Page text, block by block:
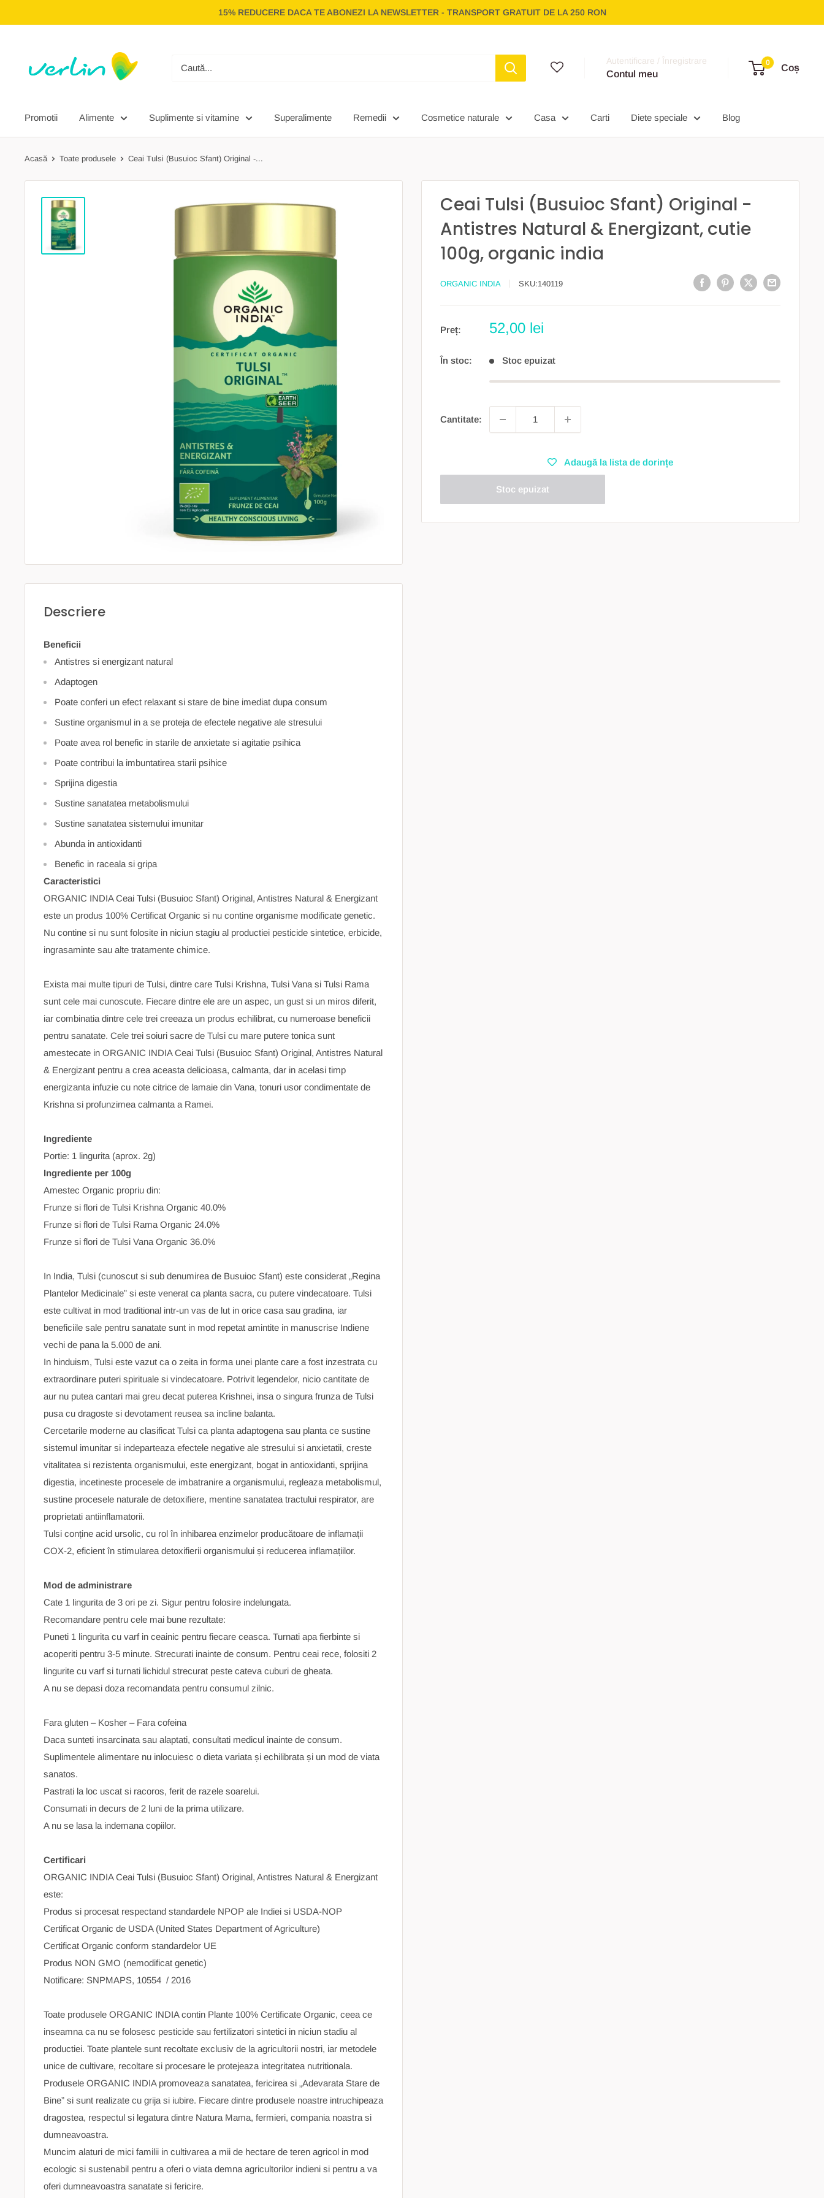
la
15% REDUCERE DACA TE ABONEZI LA NEWSLETTER - TRANSPORT GRATUIT DE LA 250 RON
Autentificare / Înregistrare
Contul meu
0
Coș
Promotii Alimente Suplimente si vitamine Superalimente Remedii Cosmetice naturale Casa Carti Diete speciale Blog
Acasă Toate produsele Ceai Tulsi (Busuioc Sfant) Original -...
Ceai Tulsi (Busuioc Sfant) Original -
Antistres Natural & Energizant, cutie
100g, organic india
ORGANIC INDIA SKU:140119
Preț:
Preț
52,00 lei
În stoc: Stoc epuizat
Cantitate:
Adaugă la lista de dorințe
Stoc epuizat
Descriere
Beneficii
Antistres si energizant natural
Adaptogen
Poate conferi un efect relaxant si stare de bine imediat dupa consum
Sustine organismul in a se proteja de efectele negative ale stresului
Poate avea rol benefic in starile de anxietate si agitatie psihica
Poate contribui la imbuntatirea starii psihice
Sprijina digestia
Sustine sanatatea metabolismului
Sustine sanatatea sistemului imunitar
Abunda in antioxidanti
Benefic in raceala si gripa
Caracteristici
ORGANIC INDIA Ceai Tulsi (Busuioc Sfant) Original, Antistres Natural & Energizant
este un produs 100% Certificat Organic si nu contine organisme modificate genetic.
Nu contine si nu sunt folosite in niciun stagiu al productiei pesticide sintetice, erbicide,
ingrasaminte sau alte tratamente chimice.
Exista mai multe tipuri de Tulsi, dintre care Tulsi Krishna, Tulsi Vana si Tulsi Rama
sunt cele mai cunoscute. Fiecare dintre ele are un aspec, un gust si un miros diferit,
iar combinatia dintre cele trei creeaza un produs echilibrat, cu numeroase beneficii
pentru sanatate. Cele trei soiuri sacre de Tulsi cu mare putere tonica sunt
amestecate in ORGANIC INDIA Ceai Tulsi (Busuioc Sfant) Original, Antistres Natural
& Energizant pentru a crea aceasta delicioasa, calmanta, dar in acelasi timp
energizanta infuzie cu note citrice de lamaie din Vana, tonuri usor condimentate de
Krishna si profunzimea calmanta a Ramei.
Ingrediente
Portie: 1 lingurita (aprox. 2g)
Ingrediente per 100g
Amestec Organic propriu din:
Frunze si flori de Tulsi Krishna Organic 40.0%
Frunze si flori de Tulsi Rama Organic 24.0%
Frunze si flori de Tulsi Vana Organic 36.0%
In India, Tulsi (cunoscut si sub denumirea de Busuioc Sfant) este considerat „Regina
Plantelor Medicinale” si este venerat ca planta sacra, cu putere vindecatoare. Tulsi
este cultivat in mod traditional intr-un vas de lut in orice casa sau gradina, iar
beneficiile sale pentru sanatate sunt in mod repetat amintite in manuscrise Indiene
vechi de pana la 5.000 de ani.
In hinduism, Tulsi este vazut ca o zeita in forma unei plante care a fost inzestrata cu
extraordinare puteri spirituale si vindecatoare. Potrivit legendelor, nicio cantitate de
aur nu putea cantari mai greu decat puterea Krishnei, insa o singura frunza de Tulsi
pusa cu dragoste si devotament reusea sa incline balanta.
Cercetarile moderne au clasificat Tulsi ca planta adaptogena sau planta ce sustine
sistemul imunitar si indeparteaza efectele negative ale stresului si anxietatii, creste
vitalitatea si rezistenta organismului, este energizant, bogat in antioxidanti, sprijina
digestia, incetineste procesele de imbatranire a organismului, regleaza metabolismul,
sustine procesele naturale de detoxifiere, mentine sanatatea tractului respirator, are
proprietati antiinflamatorii.
Tulsi conține acid ursolic, cu rol în inhibarea enzimelor producătoare de inflamații
COX-2, eficient în stimularea detoxifierii organismului și reducerea inflamațiilor.
Mod de administrare
Cate 1 lingurita de 3 ori pe zi. Sigur pentru folosire indelungata.
Recomandare pentru cele mai bune rezultate:
Puneti 1 lingurita cu varf in ceainic pentru fiecare ceasca. Turnati apa fierbinte si
acoperiti pentru 3-5 minute. Strecurati inainte de consum. Pentru ceai rece, folositi 2
lingurite cu varf si turnati lichidul strecurat peste cateva cuburi de gheata.
A nu se depasi doza recomandata pentru consumul zilnic.
Fara gluten – Kosher – Fara cofeina
Daca sunteti insarcinata sau alaptati, consultati medicul inainte de consum.
Suplimentele alimentare nu inlocuiesc o dieta variata și echilibrata și un mod de viata
sanatos.
Pastrati la loc uscat si racoros, ferit de razele soarelui.
Consumati in decurs de 2 luni de la prima utilizare.
A nu se lasa la indemana copiilor.
Certificari
ORGANIC INDIA Ceai Tulsi (Busuioc Sfant) Original, Antistres Natural & Energizant
este:
Produs si procesat respectand standardele NPOP ale Indiei si USDA-NOP
Certificat Organic de USDA (United States Department of Agriculture)
Certificat Organic conform standardelor UE
Produs NON GMO (nemodificat genetic)
Notificare: SNPMAPS, 10554 / 2016
Toate produsele ORGANIC INDIA contin Plante 100% Certificate Organic, ceea ce
inseamna ca nu se folosesc pesticide sau fertilizatori sintetici in niciun stadiu al
productiei. Toate plantele sunt recoltate exclusiv de la agricultorii nostri, iar metodele
unice de cultivare, recoltare si procesare le protejeaza integritatea nutritionala.
Produsele ORGANIC INDIA promoveaza sanatatea, fericirea si „Adevarata Stare de
Bine” si sunt realizate cu grija si iubire. Fiecare dintre produsele noastre intruchipeaza
dragostea, respectul si legatura dintre Natura Mama, fermieri, compania noastra si
dumneavoastra.
Muncim alaturi de mici familii in cultivarea a mii de hectare de teren agricol in mod
ecologic si sustenabil pentru a oferi o viata demna agricultorilor indieni si pentru a va
oferi dumneavoastra sanatate si fericire.